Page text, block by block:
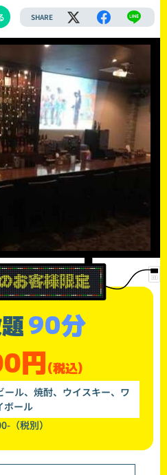
SHARE
90分
円(税込)
ール、焼酎、ウイスキー、ワ
ボール
（税別）